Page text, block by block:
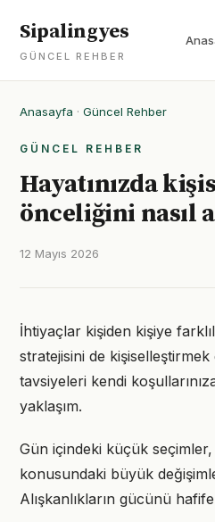
Sipalingyes
GÜNCEL REHBER
Anasayfa · Güncel Rehber
GÜNCEL REHBER
Hayatınızda
önceliğini nasıl
12 Mayıs 2026
İhtiyaçlar kişiden kişiye
stratejisini de
tavsiyeleri kendi
yaklaşım.
Gün içindeki küçük seçimler,
konusundaki büyük
Alışkanlıkların gücünü